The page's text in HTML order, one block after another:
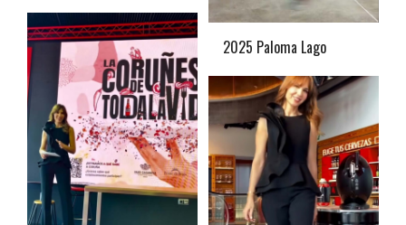
2025 Paloma Lago